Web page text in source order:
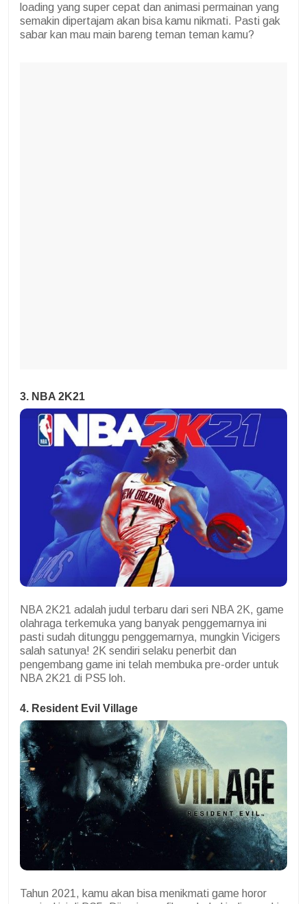
loading yang super cepat dan animasi permainan yang
semakin dipertajam akan bisa kamu nikmati. Pasti gak
sabar kan mau main bareng teman teman kamu?
3. NBA 2K21
NBA 2K21 adalah judul terbaru dari seri NBA 2K, game
olahraga terkemuka yang banyak penggemarnya ini
pasti sudah ditunggu penggemarnya, mungkin Vicigers
salah satunya! 2K sendiri selaku penerbit dan
pengembang game ini telah membuka pre-order untuk
NBA 2K21 di PS5 loh.
4. Resident Evil Village
Tahun 2021, kamu akan bisa menikmati game horor